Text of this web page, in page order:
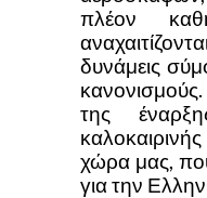
πλέον
δυνάμεις
της
χώρα μας,
για την